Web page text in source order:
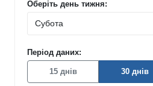
Оберіть день тижня:
Період даних:
15 днів 30 днів